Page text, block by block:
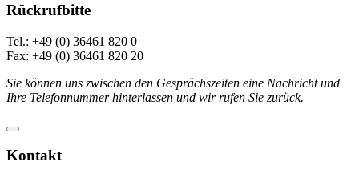
Rückrufbitte
Tel.: +49 (0) 36461 820 0
Fax: +49 (0) 36461 820 20
Sie können uns zwischen den Gesprächszeiten eine Nachricht und
Ihre Telefonnummer hinterlassen und wir rufen Sie zurück.
Kontakt